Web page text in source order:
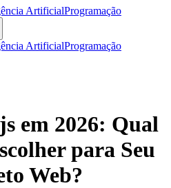
ArtificialProgramação
ArtificialProgramação
em 2026: Qual
para Seu
Web?